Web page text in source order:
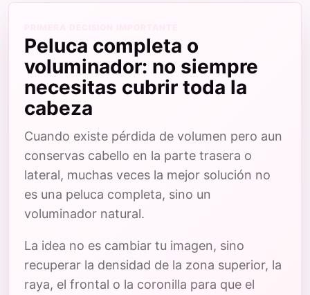
Peluca completa o
voluminador: no siempre
necesitas cubrir toda la
cabeza
Cuando existe pérdida de volumen pero aun
conservas cabello en la parte trasera o
lateral, muchas veces la mejor solución no
es una peluca completa, sino un
voluminador natural.
La idea no es cambiar tu imagen, sino
recuperar la densidad de la zona superior, la
raya, el frontal o la coronilla para que el